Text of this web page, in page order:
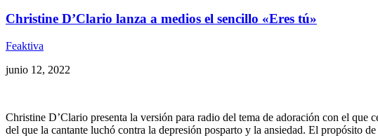
Christine D’Clario lanza a medios el sencillo «Eres tú»
Feaktiva
junio 12, 2022
Christine D’Clario presenta la versión para radio del tema de adoración con el
del que la cantante luchó contra la depresión posparto y la ansiedad. El propósito